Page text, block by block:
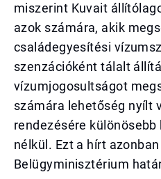
miszerint Kuvait
azok számára, akik
családegyesítési
szenzációként tálalt
vízumjogosultságot
számára lehetőség nyílt
rendezésére
nélkül. Ezt a hírt
Belügyminisztérium